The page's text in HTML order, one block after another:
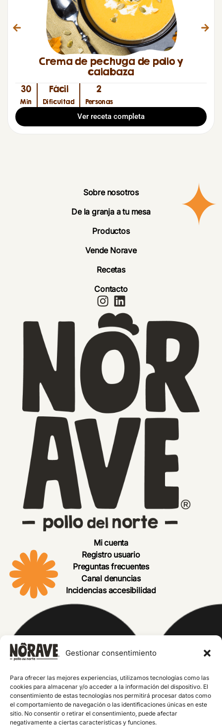
Gestionar consentimiento
Para ofrecer las mejores experiencias, utilizamos tecnologías como las
cookies para almacenar y/o acceder a la información del dispositivo. El
consentimiento de estas tecnologías nos permitirá procesar datos como
el comportamiento de navegación o las identificaciones únicas en este
sitio. No consentir o retirar el consentimiento, puede afectar
negativamente a ciertas características y funciones.
Crema de pechuga de pollo y
calabaza
30
Min
Fácil
Dificultad
2
Personas
Ver receta completa
Sobre nosotros
De la granja a tu mesa
Productos
Vende Norave
Recetas
Contacto
Mi cuenta
Registro usuario
Preguntas frecuentes
Canal denuncias
Incidencias accesibilidad
Compras 100%
seguras